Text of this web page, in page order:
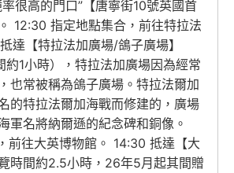
很高的門口”【唐寧街10號英國首
12:30 指定地點集合，前往特拉法
達【特拉法加廣場/鴿子廣場】
約1小時），特拉法加廣場因為經常
也常被稱為鴿子廣場。特拉法爾加
的特拉法爾加海戰而修建的，廣場
軍名將納爾遜的紀念碑和銅像。
前往大英博物館。 14:30 抵達【大
時間約2.5小時，26年5月起其間贈